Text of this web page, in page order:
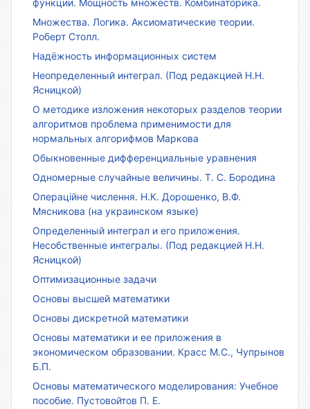
функции. Мощность множеств. Комбинаторика.
Множества. Логика. Аксиоматические теории.
Роберт Столл.
Надёжность информационных систем
Неопределенный интеграл. (Под редакцией Н.Н.
Ясницкой)
О методике изложения некоторых разделов теории
алгоритмов проблема применимости для
нормальных алгорифмов Маркова
Обыкновенные дифференциальные уравнения
Одномерные случайные величины. Т. С. Бородина
Операційне числення. Н.К. Дорошенко, В.Ф.
Мясникова (на украинском языке)
Определенный интеграл и его приложения.
Несобственные интегралы. (Под редакцией Н.Н.
Ясницкой)
Оптимизационные задачи
Основы высшей математики
Основы дискретной математики
Основы математики и ее приложения в
экономическом образовании. Красс М.С., Чупрынов
Б.П.
Основы математического моделирования: Учебное
пособие. Пустовойтов П. Е.